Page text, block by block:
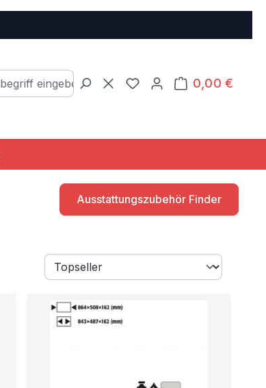
Du hast 0 Produkte auf
0,00 €
Warenkorb
Ausstattungszubehör Finder